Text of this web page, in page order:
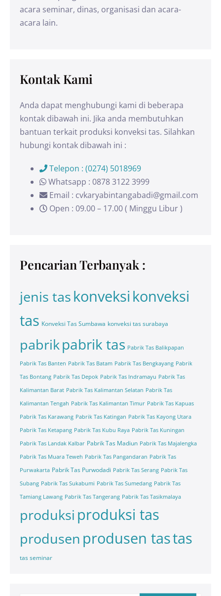
acara seminar, dinas, organisasi dan acara-
acara lain.
Kontak Kami
Anda dapat menghubungi kami di beberapa
kontak dibawah ini. Jika anda membutuhkan
bantuan terkait produksi konveksi tas. Silahkan
hubungi kontak dibawah ini :
Telepon : (0274) 5018969
Whatsapp : 0878 3122 3999
Email : cvkaryabintangabadi@gmail.com
Open : 09.00 – 17.00 ( Minggu Libur )
Pencarian Terbanyak :
jenis taskonveksi konveksi
tas Konveksi Tas Sumbawa konveksi tas surabaya
pabrikpabrik tas Pabrik Tas Balikpapan
Pabrik Tas Banten Pabrik Tas Batam Pabrik Tas Bengkayang Pabrik
Tas Bontang Pabrik Tas Depok Pabrik Tas Indramayu Pabrik Tas
Kalimantan Barat Pabrik Tas Kalimantan Selatan Pabrik Tas
Kalimantan Tengah Pabrik Tas Kalimantan Timur Pabrik Tas Kapuas
Pabrik Tas Karawang Pabrik Tas Katingan Pabrik Tas Kayong Utara
Pabrik Tas Ketapang Pabrik Tas Kubu Raya Pabrik Tas Kuningan
Pabrik Tas Landak Kalbar Pabrik Tas Madiun Pabrik Tas Majalengka
Pabrik Tas Muara Teweh Pabrik Tas Pangandaran Pabrik Tas
Purwakarta Pabrik Tas Purwodadi Pabrik Tas Serang Pabrik Tas
Subang Pabrik Tas Sukabumi Pabrik Tas Sumedang Pabrik Tas
Tamiang Lawang Pabrik Tas Tangerang Pabrik Tas Tasikmalaya
produksi produksi tas
produsen produsen tastas
tas seminar